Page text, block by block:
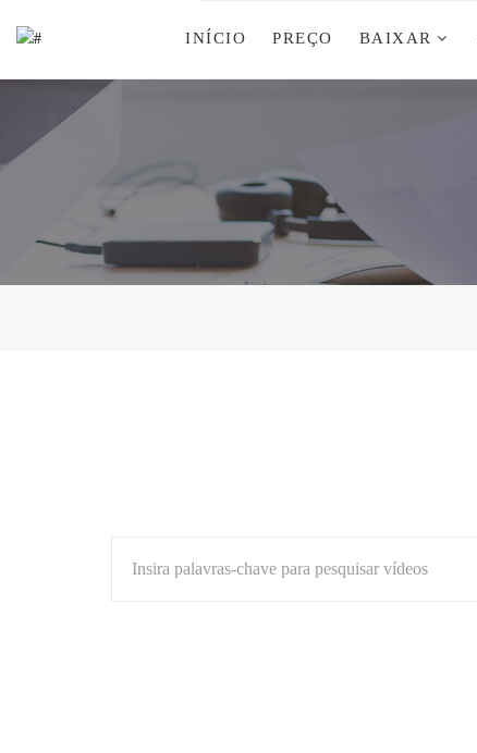
INÍCIO PREÇO BAIXAR
Insira palavras-chave para pesquisar vídeos